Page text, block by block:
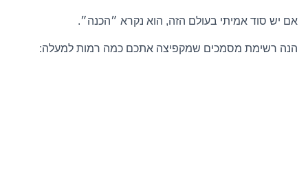
אם יש סוד אמיתי בעולם הזה, הוא נקרא ״הכנה״.
הנה רשימת מסמכים שמקפיצה אתכם כמה רמות למעלה: